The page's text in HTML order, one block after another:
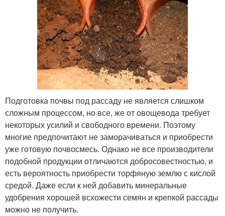
Подготовка почвы под рассаду не является слишком
сложным процессом, но все, же от овощевода требует
некоторых усилий и свободного времени. Поэтому
многие предпочитают не заморачиваться и приобрести
уже готовую почвосмесь. Однако не все производители
подобной продукции отличаются добросовестностью, и
есть вероятность приобрести торфяную землю с кислой
средой. Даже если к ней добавить минеральные
удобрения хорошей всхожести семян и крепкой рассады
можно не получить.